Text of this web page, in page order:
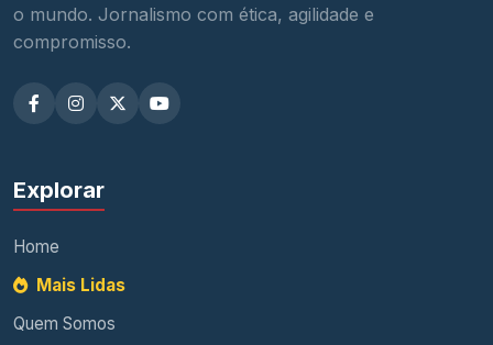
o mundo. Jornalismo com ética, agilidade e
compromisso.
Explorar
Home
Mais Lidas
Quem Somos